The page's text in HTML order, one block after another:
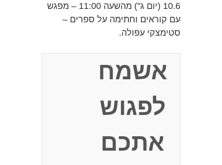
10.6 (יום ג") מהשעה 11:00 – מפגש
עם קוראים וחתימה על ספרים –
סטימצקי עפולה.
אשמח
לפגוש
אתכם